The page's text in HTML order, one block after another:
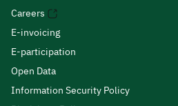
Careers
E-invoicing
E-participation
Open Data
Information Security Policy